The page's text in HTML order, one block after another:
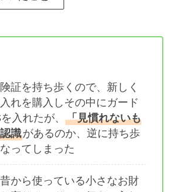
証を持ち歩くので、新しく
れを購入しその中にガード
入れたが、 「見慣れないも
識があるのか、逆に持ち歩
ってしまった
から使っている小さなお財